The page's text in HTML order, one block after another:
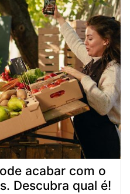
acabar com o
Descubra qual é!